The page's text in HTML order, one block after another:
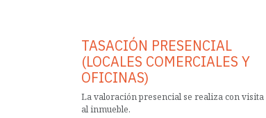
TASACIÓN PRESENCIAL
(LOCALES COMERCIALES Y
OFICINAS)
La valoración presencial se realiza con visita
al inmueble.